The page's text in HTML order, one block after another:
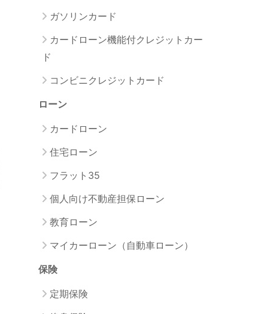
ガソリンカード
カードローン機能付クレジットカー
ド
コンビニクレジットカード
ローン
カードローン
住宅ローン
フラット35
個人向け不動産担保ローン
教育ローン
マイカーローン（自動車ローン）
保険
定期保険